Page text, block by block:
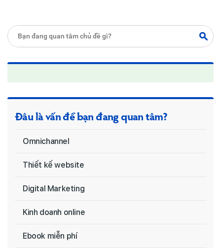
Đâu là vấn đề bạn đang quan tâm?
Omnichannel
Thiết kế website
Digital Marketing
Kinh doanh online
Ebook miễn phí